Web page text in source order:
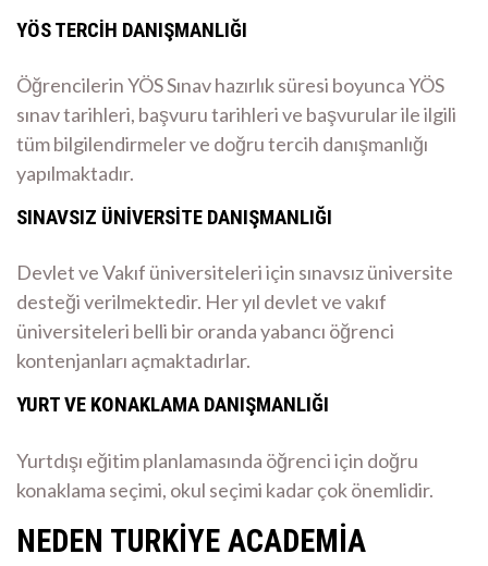
YÖS TERCİH DANIŞMANLIĞI
Öğrencilerin YÖS Sınav hazırlık süresi boyunca YÖS
sınav tarihleri, başvuru tarihleri ve başvurular ile ilgili
tüm bilgilendirmeler ve doğru tercih danışmanlığı
yapılmaktadır.
SINAVSIZ ÜNİVERSİTE DANIŞMANLIĞI
Devlet ve Vakıf üniversiteleri için sınavsız üniversite
desteği verilmektedir. Her yıl devlet ve vakıf
üniversiteleri belli bir oranda yabancı öğrenci
kontenjanları açmaktadırlar.
YURT VE KONAKLAMA DANIŞMANLIĞI
Yurtdışı eğitim planlamasında öğrenci için doğru
konaklama seçimi, okul seçimi kadar çok önemlidir.
NEDEN TURKİYE ACADEMİA